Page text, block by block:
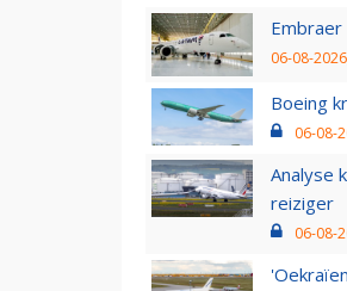
06-08-
Boeing
06-08-
Analyse
reiziger
06-08-